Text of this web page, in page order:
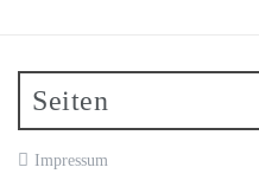
Seiten
Impressum